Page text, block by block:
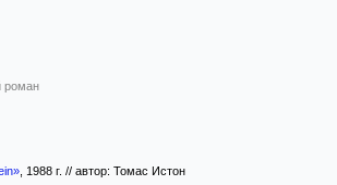
роман
, 1988 г. // автор: Томас Истон